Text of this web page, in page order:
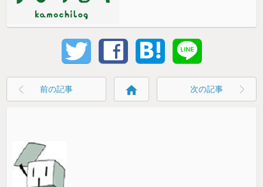
前の記事 home 次の記事